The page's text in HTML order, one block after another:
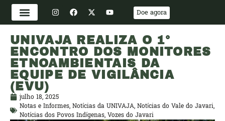
Doe agora
UNIVAJA REALIZA O 1°
ENCONTRO DOS MONITORES
ETNOAMBIENTAIS DA
EQUIPE DE VIGILÂNCIA
(EVU)
julho 18, 2025
Notas e Informes,Notícias da UNIVAJA,Notícias do Vale do Javari,
Notícias dos Povos Indígenas,Vozes do Javari